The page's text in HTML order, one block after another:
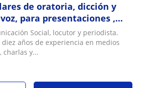
de oratoria, dicción y
para presentaciones ,
exposiciones
Social, locutor y periodista.
años de experiencia en medios
charlas y...